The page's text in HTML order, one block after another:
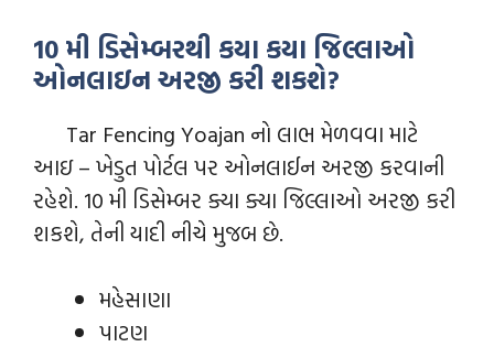
10 મી ડિસેમ્બરથી કયા કયા જિલ્લાઓ
ઓનલાઇન અરજી કરી શકશે?
Tar Fencing Yoajan નો લાભ મેળવવા માટે
આઇ – ખેડુત પોર્ટલ પર ઓનલાઈન અરજી કરવાની
રહેશે. 10 મી ડિસેમ્બર ક્યા ક્યા જિલ્લાઓ અરજી કરી
શકશે, તેની યાદી નીચે મુજબ છે.
મહેસાણા
પાટણ